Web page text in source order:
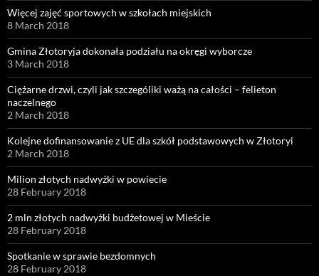
Więcej zajęć sportowych w szkołach miejskich
8 March 2018
Gmina Złotoryja dokonała podziału na okręgi wyborcze
3 March 2018
Ciężarne drzwi, czyli jak szczególiki ważą na całości – felieton
naczelnego
2 March 2018
Kolejne dofinansowanie z UE dla szkół podstawowych w Złotoryi
2 March 2018
Milion złotych nadwyżki w powiecie
28 February 2018
2 mln złotych nadwyżki budżetowej w Mieście
28 February 2018
Spotkanie w sprawie bezdomnych
28 February 2018